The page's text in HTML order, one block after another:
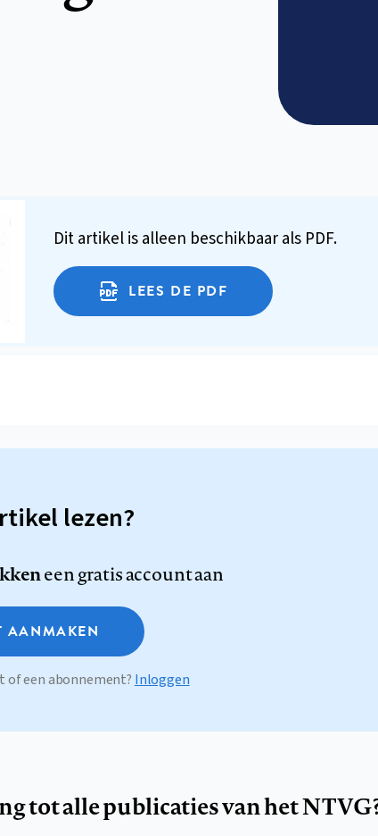
Dit artikel is alleen beschikbaar als PDF.
LEES DE PDF
lezen?
een gratis account aan
AANMAKEN
of een abonnement? Inloggen
tot alle publicaties van het